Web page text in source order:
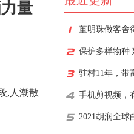
量
,人潮散
驻村11年，带
手机剪视频，